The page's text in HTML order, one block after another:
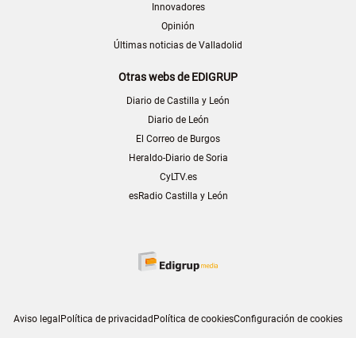
Innovadores
Opinión
Últimas noticias de Valladolid
Otras webs de EDIGRUP
Diario de Castilla y León
Diario de León
El Correo de Burgos
Heraldo-Diario de Soria
CyLTV.es
esRadio Castilla y León
Aviso legal Política de privacidad Política de cookiesConfiguración de cookies